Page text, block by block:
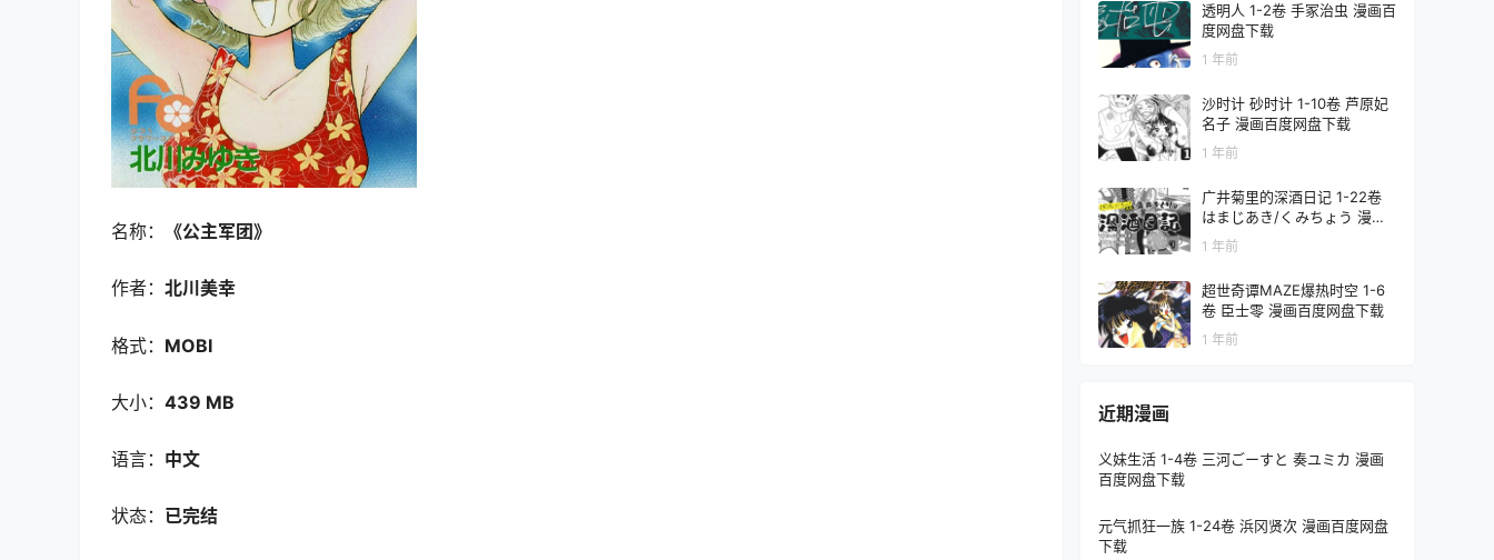
名称： 《公主军团》
作者： 北川美幸
格式： MOBI
大小： 439 MB
语言： 中文
状态： 已完结
透明人 1-2卷 手冢治虫 漫画百
度网盘下载
1 年前
沙时计 砂时计 1-10卷 芦原妃
名子 漫画百度网盘下载
1 年前
广井菊里的深酒日记 1-22卷
はまじあき/くみちょう 漫画
百度网盘下载
1 年前
超世奇谭MAZE爆热时空 1-6
卷 臣士零 漫画百度网盘下载
1 年前
近期漫画
义妹生活 1-4卷 三河ごーすと 奏ユミカ 漫画
百度网盘下载
元气抓狂一族 1-24卷 浜冈贤次 漫画百度网盘
下载